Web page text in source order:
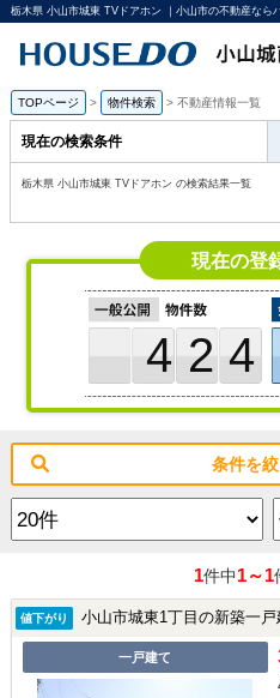
栃木県 小山市城東 TVドアホン ｜小山市の不動産なら
TOPページ > 物件検索 > 不動産情報一覧
現在の検索条件
栃木県 小山市城東 TVドアホン の検索結果一覧
現在の登
424
条件を
1件中1～1
値下がり 小山市城東1丁目の新築一戸
一戸建て